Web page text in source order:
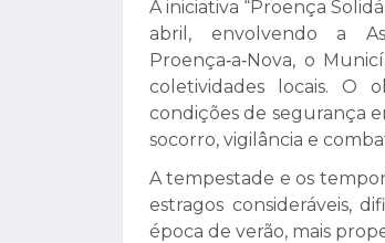
A iniciativa “Proença
abril, envolvendo a
Proença‑a‑Nova, o
coletividades locais. O
condições de segurança
socorro, vigilância e
A tempestade e os
estragos consideráveis,
época de verão, mais